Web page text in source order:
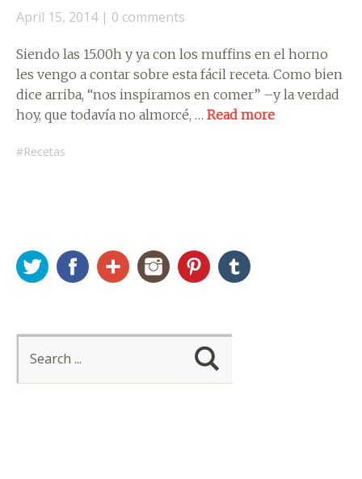
April 15, 2014 0 comments
Siendo las 15.00h y ya con los muffins en el horno
les vengo a contar sobre esta fácil receta. Como bien
dice arriba, “nos inspiramos en comer” –y la verdad
hoy, que todavía no almorcé, … Read more
Recetas
Twitter FacebookGoogle+InstagramPinterest